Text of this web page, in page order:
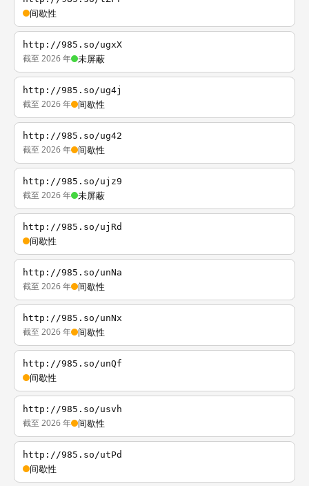
间歇性
http://985.so/ugxX
截至 2026 年 未屏蔽
http://985.so/ug4j
截至 2026 年 间歇性
http://985.so/ug42
截至 2026 年 间歇性
http://985.so/ujz9
截至 2026 年 未屏蔽
http://985.so/ujRd
间歇性
http://985.so/unNa
截至 2026 年 间歇性
http://985.so/unNx
截至 2026 年 间歇性
http://985.so/unQf
间歇性
http://985.so/usvh
截至 2026 年 间歇性
http://985.so/utPd
间歇性